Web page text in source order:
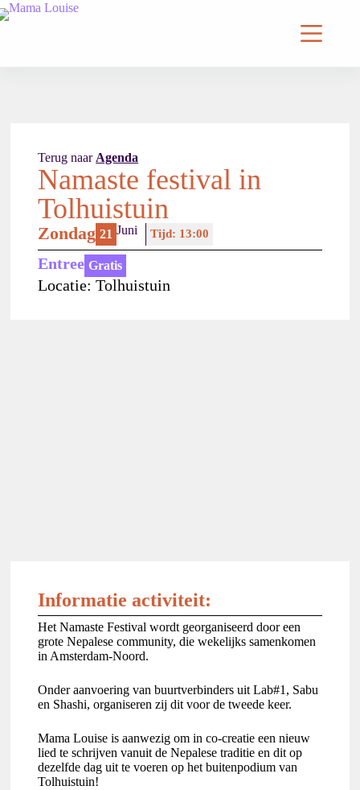
Terug naar Agenda
Namaste festival in
Tolhuistuin
Zondag 21 Juni Tijd: 13:00
Entree Gratis
Locatie: Tolhuistuin
Informatie activiteit:
Het Namaste Festival wordt georganiseerd door een
grote Nepalese community, die wekelijks samenkomen
in Amsterdam-Noord.
Onder aanvoering van buurtverbinders uit Lab#1, Sabu
en Shashi, organiseren zij dit voor de tweede keer.
Mama Louise is aanwezig om in co-creatie een nieuw
lied te schrijven vanuit de Nepalese traditie en dit op
dezelfde dag uit te voeren op het buitenpodium van
Tolhuistuin!